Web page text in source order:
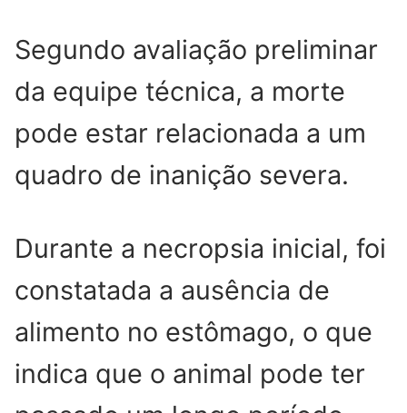
Segundo avaliação preliminar
da equipe técnica, a morte
pode estar relacionada a um
quadro de inanição severa.
Durante a necropsia inicial, foi
constatada a ausência de
alimento no estômago, o que
indica que o animal pode ter